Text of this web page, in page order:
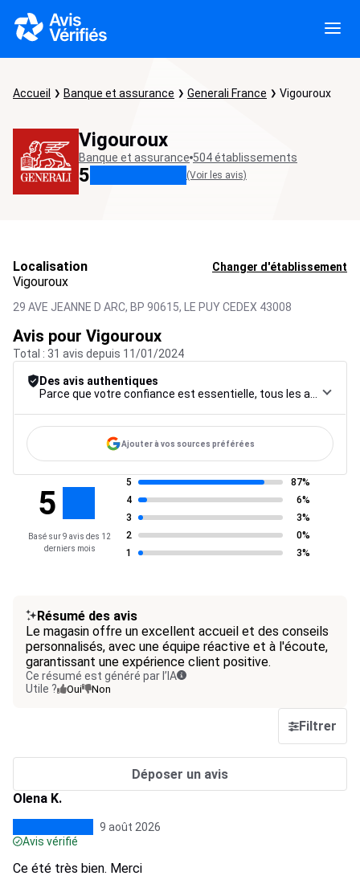
Accueil Banque et assurance Generali France Vigouroux
Vigouroux
Banque et assurance 504 établissements
5 (Voir les avis)
Localisation Changer d'établissement
Vigouroux
29 AVE JEANNE D ARC, BP 90615, LE PUY CEDEX 43008
Avis pour Vigouroux
Total : 31 avis depuis 11/01/2024
Des avis authentiques
Ajouter à vos sources préférées
5
Basé sur 9 avis des 12
derniers mois
5
87%
4
6%
3
3%
2
0%
1
3%
Résumé des avis
Le magasin offre un excellent accueil et des conseils
personnalisés, avec une équipe réactive et à l'écoute,
garantissant une expérience client positive.
Ce résumé est généré par l’IA
Utile ?
Oui Non
Filtrer
Déposer un avis
Olena K.
9 août 2026
Avis vérifié
Ce été très bien. Merci